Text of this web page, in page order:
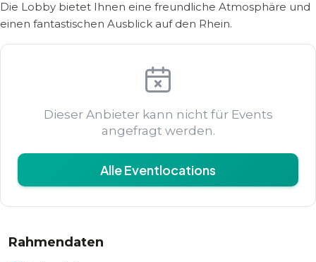
Die Lobby bietet Ihnen eine freundliche Atmosphäre und
einen fantastischen Ausblick auf den Rhein.
Dieser Anbieter kann nicht für Events
angefragt werden.
Alle Eventlocations
Rahmendaten